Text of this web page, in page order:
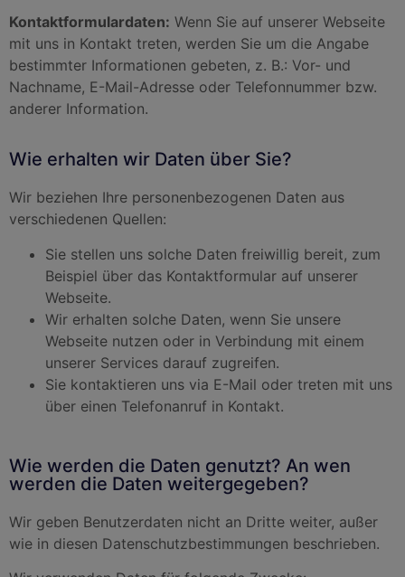
Kontaktformulardaten: Wenn Sie auf unserer Webseite
mit uns in Kontakt treten, werden Sie um die Angabe
bestimmter Informationen gebeten, z. B.: Vor- und
Nachname, E-Mail-Adresse oder Telefonnummer bzw.
anderer Information.
Wie erhalten wir Daten über Sie?
Wir beziehen Ihre personenbezogenen Daten aus
verschiedenen Quellen:
Sie stellen uns solche Daten freiwillig bereit, zum
Beispiel über das Kontaktformular auf unserer
Webseite.
Wir erhalten solche Daten, wenn Sie unsere
Webseite nutzen oder in Verbindung mit einem
unserer Services darauf zugreifen.
Sie kontaktieren uns via E-Mail oder treten mit uns
über einen Telefonanruf in Kontakt.
Wie werden die Daten genutzt? An wen
werden die Daten weitergegeben?
Wir geben Benutzerdaten nicht an Dritte weiter, außer
wie in diesen Datenschutzbestimmungen beschrieben.